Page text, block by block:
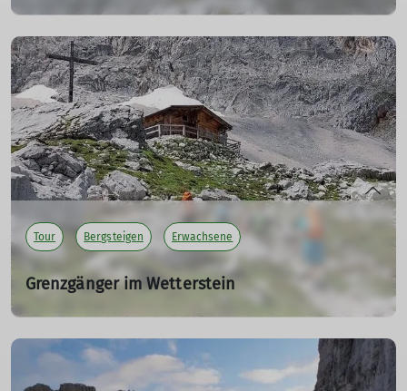
Bergsteigen am Wochenende 7.-8. Sep.
Von beeindruckenden Kletterpassagen auf das Große
Ochsenhorn und Hinterhorn bis hin zu
atemberaubenden Ausblicken und gemütlichen Pausen.
Ein unvergessliches Abenteuer in den Bergen.
mehr erfahren
Tour Bergsteigen Erwachsene
Grenzgänger im Wetterstein
Bergsteigen am 28. - 30. Juni 2024
Zu neunt reisten wir nach Leutasch, erklommen bei
Sonnenschein die Meilerhütte, genossen großartige